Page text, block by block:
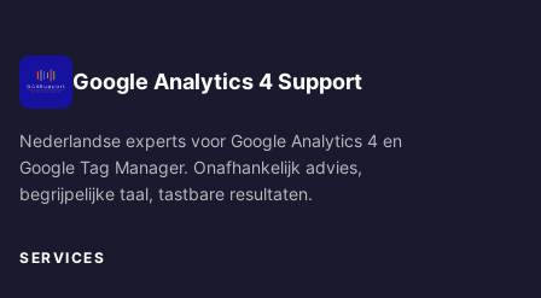
Google Analytics 4 Support
Nederlandse experts voor Google Analytics 4 en
Google Tag Manager. Onafhankelijk advies,
begrijpelijke taal, tastbare resultaten.
SERVICES